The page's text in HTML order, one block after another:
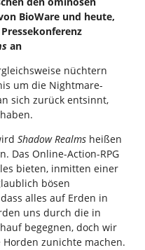
BioWare und heute,
an
nüchtern
um die Nightmare-
sich zurück entsinnt,
Shadow Realms heißen
Das Online-Action-RPG
bieten, inmitten einer
bösen
alles auf Erden in
uns durch die in
begegnen, doch wir
zunichte machen.